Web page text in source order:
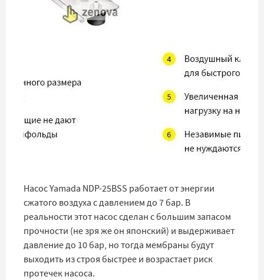
Насос Yamada NDP-25BSS работает от энергии
сжатого воздуха с давлением до 7 бар. В
реальности этот насос сделан с большим запасом
прочности (не зря же он японский) и выдерживает
давление до 10 бар, но тогда мембраны будут
выходить из строя быстрее и возрастает риск
протечек насоса.